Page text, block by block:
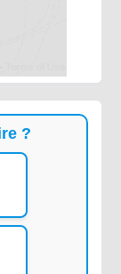
?